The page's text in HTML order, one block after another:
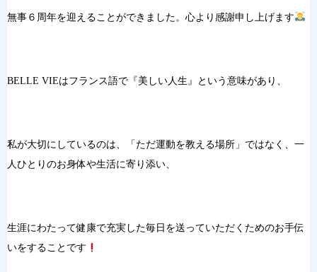
無事６周年を迎えることができました。心より感謝申し上げます
BELLE VIEはフランス語で『美しい人生』という意味があり、
私が大切にしているのは、「ただ運動を教える場所」ではなく、一
人ひとりのお身体や生活に寄り添い、
生涯にわたって健康で充実した毎日を送っていただくためのお手伝
いをすることです